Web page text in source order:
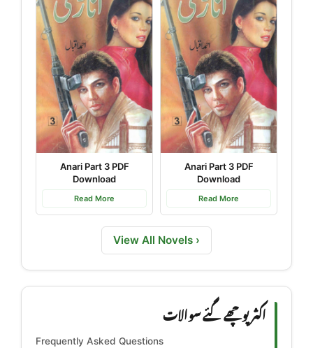
Anari Part 3 PDF
Download
Read More
Anari Part 3 PDF
Download
Read More
View All Novels ›
اکثر پوچھے گئے سوالات
Frequently Asked Questions